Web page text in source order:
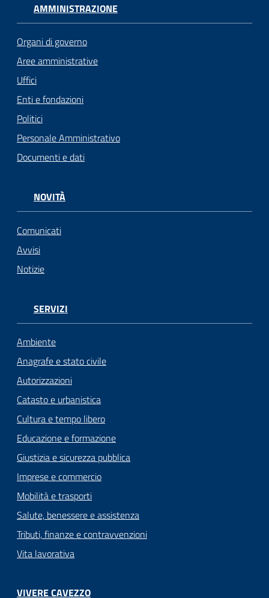
AMMINISTRAZIONE
Organi di governo
Aree amministrative
Uffici
Enti e fondazioni
Politici
Personale Amministrativo
Documenti e dati
NOVITÀ
Comunicati
Avvisi
Notizie
SERVIZI
Ambiente
Anagrafe e stato civile
Autorizzazioni
Catasto e urbanistica
Cultura e tempo libero
Educazione e formazione
Giustizia e sicurezza pubblica
Imprese e commercio
Mobilità e trasporti
Salute, benessere e assistenza
Tributi, finanze e contravvenzioni
Vita lavorativa
VIVERE CAVEZZO